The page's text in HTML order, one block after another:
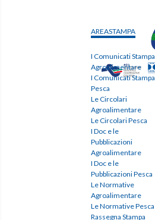
AREASTAMPA
I Comunicati Stampa
Agroalimentare
I Comunicati Stampa
Pesca
Le Circolari
Agroalimentare
Le Circolari Pesca
I Doc e le
Pubblicazioni
Agroalimentare
I Doc e le
Pubblicazioni Pesca
Le Normative
Agroalimentare
Le Normative Pesca
Rassegna Stampa